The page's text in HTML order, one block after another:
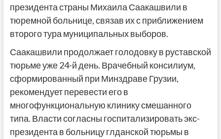
президента страны Михаила Саакашвили в
тюремной больнице, связав их с приближением
второго тура муниципальных выборов.
Саакашвили продолжает голодовку в руставской
тюрьме уже 24-й день. Врачебный консилиум,
сформированный при Минздраве Грузии,
рекомендует перевести его в
многофункциональную клинику смешанного
типа. Власти согласны госпитализировать экс-
президента в больницу глданской тюрьмы в